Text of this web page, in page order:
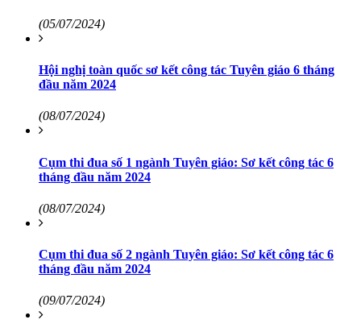
(05/07/2024)
Hội nghị toàn quốc sơ kết công tác Tuyên giáo 6 tháng
đầu năm 2024
(08/07/2024)
Cụm thi đua số 1 ngành Tuyên giáo: Sơ kết công tác 6
tháng đầu năm 2024
(08/07/2024)
Cụm thi đua số 2 ngành Tuyên giáo: Sơ kết công tác 6
tháng đầu năm 2024
(09/07/2024)